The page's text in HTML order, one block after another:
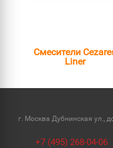
Смесители
Liner
г. Москва Дубнинская ул.,
+7 (495) 268-04-06